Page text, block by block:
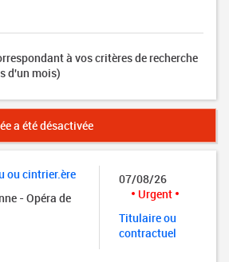
à vos critères de recherche
d'un mois)
a été désactivée
ou cintrier.ère
- Opéra de
07/08/26
Urgent
Titulaire ou
contractuel